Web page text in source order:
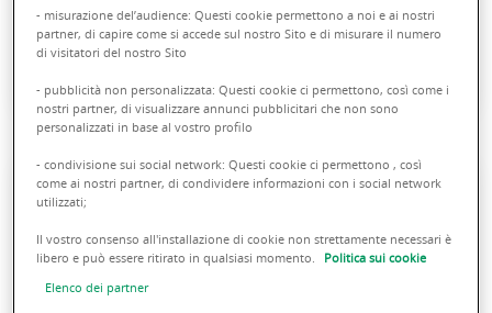
Villa Bellagio (CO)
Esclusiva villa con vista sul lago di Como
- misurazione del’audience: Questi cookie permettono a noi e ai nostri
partner, di capire come si accede sul nostro Sito e di misurare il numero
di visitatori del nostro Sito
- pubblicità non personalizzata: Questi cookie ci permettono, così come i
nostri partner, di visualizzare annunci pubblicitari che non sono
personalizzati in base al vostro profilo
- condivisione sui social network: Questi cookie ci permettono , così
come ai nostri partner, di condividere informazioni con i social network
utilizzati;
Il vostro consenso all'installazione di cookie non strettamente necessari è
libero e può essere ritirato in qualsiasi momento.
Politica sui cookie
Elenco dei partner